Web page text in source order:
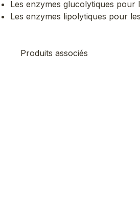
Les enzymes glucolytiques pour
Les enzymes lipolytiques pour
Produits associés